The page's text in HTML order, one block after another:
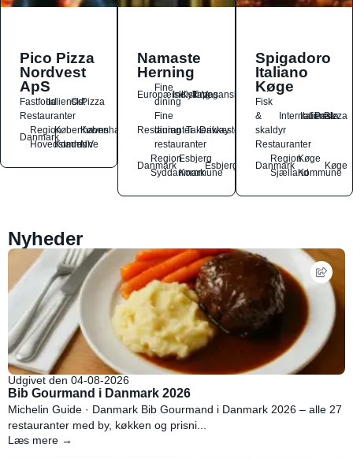
Pico Pizza
Nordvest
ApS
FastfoodItaliensk
OstPizza
Restauranter
Danmark
Region
Hovedstaden
Københavns
Kommune
København
NV
Namaste
Herning
Europæisk
Fine
dining
Indisk
Kylling
Tapas
Vegansk
Restauranter
Fine
dining
restauranter
Takeaway
Drikkesteder
Danmark
Region
Syddanmark
Esbjerg
Kommune
Esbjerg
Spigadoro
Italiano
Køge
Fisk
&
skaldyr
International
Italiensk
Pasta
Pizza
Restauranter
Danmark
Region
Sjælland
Køge
Kommune
Køge
Nyheder
Udgivet den 04-08-2026
Bib Gourmand i Danmark 2026
Michelin Guide · Danmark Bib Gourmand i Danmark 2026 – alle 27
restauranter med by, køkken og prisni...
Læs mere →